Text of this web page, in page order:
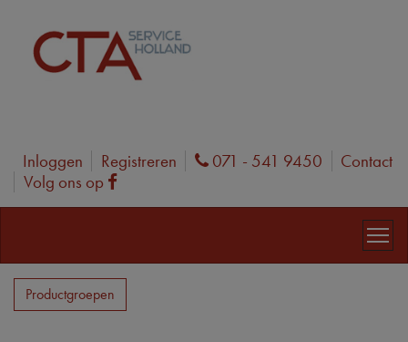
Inloggen Registreren Phone
071 - 541 9450
Contact
Volg ons op
Facebook
Productgroepen